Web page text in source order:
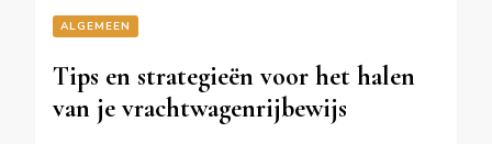
ALGEMEEN
Tips en strategieën voor het halen
van je vrachtwagenrijbewijs